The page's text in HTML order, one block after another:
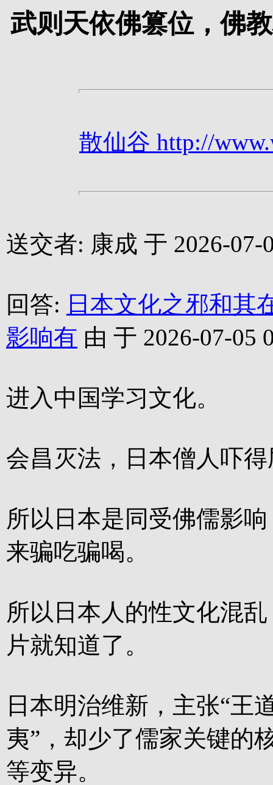
武则天依佛篡位，佛
散仙谷 http://
送交者: 康成 于 2026-07-
回答: 日本文化之邪和其
影响有 由 于 2026-07-05
进入中国学习文化。
会昌灭法，日本僧人吓
所以日本是同受佛儒影
来骗吃骗喝。
所以日本人的性文化混
片就知道了。
日本明治维新，主张“王
夷”，却少了儒家关键的
等变异。